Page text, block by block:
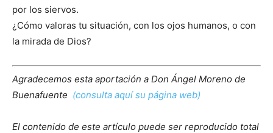
por los siervos.
¿Cómo valoras tu situación, con los ojos humanos, o con
la mirada de Dios?
Agradecemos esta aportación a Don Ángel Moreno de
Buenafuente (consulta aquí su página web)
El contenido de este artículo puede ser reproducido total